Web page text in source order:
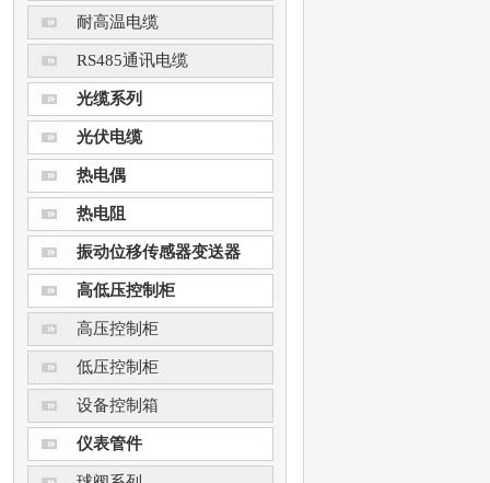
耐高温电缆
RS485通讯电缆
光缆系列
光伏电缆
热电偶
热电阻
振动位移传感器变送器
高低压控制柜
高压控制柜
低压控制柜
设备控制箱
仪表管件